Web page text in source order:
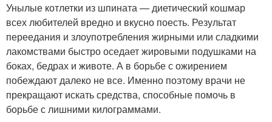
Унылые котлетки из шпината — диетический кошмар
всех любителей вредно и вкусно поесть. Результат
переедания и злоупотребления жирными или сладкими
лакомствами быстро оседает жировыми подушками на
боках, бедрах и животе. А в борьбе с ожирением
побеждают далеко не все. Именно поэтому врачи не
прекращают искать средства, способные помочь в
борьбе с лишними килограммами.